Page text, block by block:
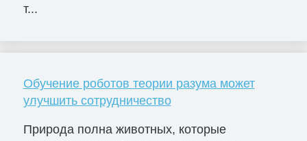
т...
Обучение роботов теории разума может
улучшить сотрудничество
Природа полна животных, которые